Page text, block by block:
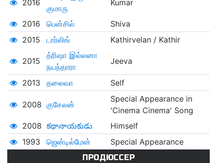
2016
குமாரு
Kumar
2016 பென்சில்
Shiva
2015
டார்லிங் Kathirvelan / Kathir
2015
த்ரிஷா இல்லனா
நயந்தாரா
Jeeva
2013 தலைவா Self
2008 குசேலன்
Special Appearance in
'Cinema Cinema' Song
2008 కథానాయకుడు
Himself
1993
ஜென்டில்மேன் Special Appearance
ПРОДЮССЕР